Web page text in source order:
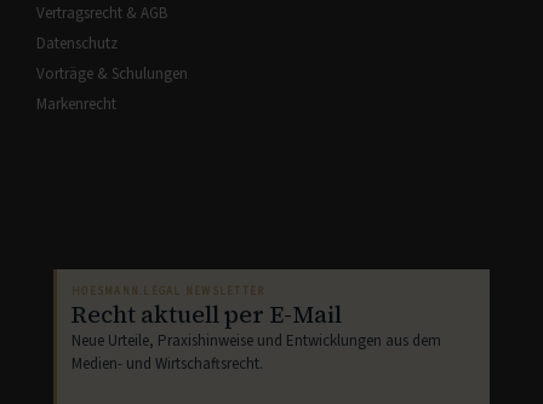
Vertragsrecht & AGB
Datenschutz
Vorträge & Schulungen
Markenrecht
HOESMANN.LEGAL NEWSLETTER
Recht aktuell per E-Mail
Neue Urteile, Praxishinweise und Entwicklungen aus dem
Medien- und Wirtschaftsrecht.